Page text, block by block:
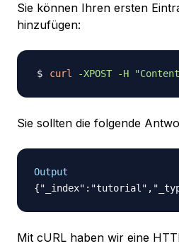
Sie können Ihren ersten
hinzufügen:
curl -XPOST -H
Sie sollten die folgende
Output
Mit cURL haben wir eine